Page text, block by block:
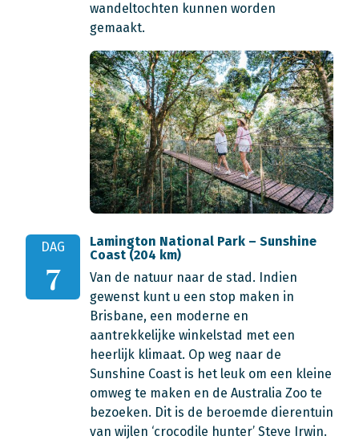
wandeltochten kunnen worden
gemaakt.
DAG
7
Lamington National Park – Sunshine
Coast (204 km)
Van de natuur naar de stad. Indien
gewenst kunt u een stop maken in
Brisbane, een moderne en
aantrekkelijke winkelstad met een
heerlijk klimaat. Op weg naar de
Sunshine Coast is het leuk om een kleine
omweg te maken en de Australia Zoo te
bezoeken. Dit is de beroemde dierentuin
van wijlen ‘crocodile hunter’ Steve Irwin.